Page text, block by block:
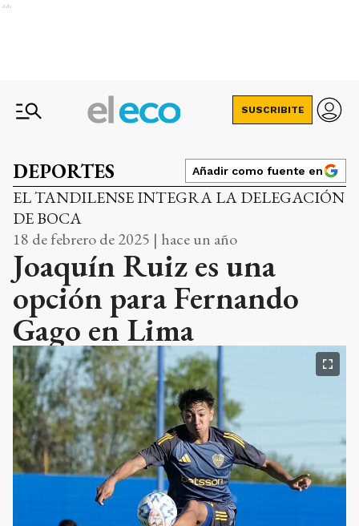
Ads
SUSCRIBITE
DEPORTES Añadir como fuente en
EL TANDILENSE INTEGRA LA DELEGACIÓN
DE BOCA
18 de febrero de 2025 | hace un año
Joaquín Ruiz es una
opción para Fernando
Gago en Lima